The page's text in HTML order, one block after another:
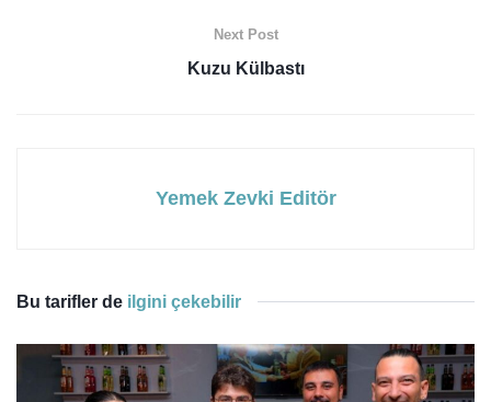
Next Post
Kuzu Külbastı
Yemek Zevki Editör
Bu tarifler de ilgini çekebilir